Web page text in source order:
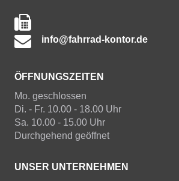
info@fahrrad-kontor.de
ÖFFNUNGSZEITEN
Mo. geschlossen
Di. - Fr. 10.00 - 18.00 Uhr
Sa. 10.00 - 15.00 Uhr
Durchgehend geöffnet
UNSER UNTERNEHMEN